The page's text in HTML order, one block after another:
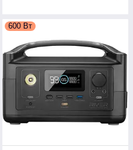
600 Вт